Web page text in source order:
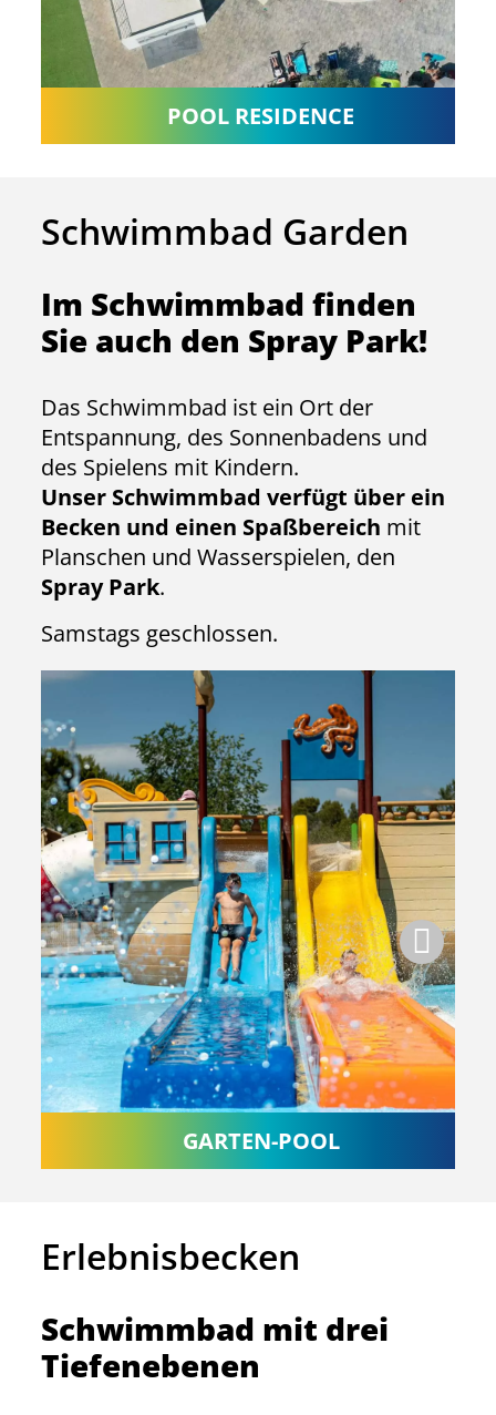
POOL RESIDENCE
Schwimmbad Garden
Im Schwimmbad finden
Sie auch den Spray Park!
Das Schwimmbad ist ein Ort der
Entspannung, des Sonnenbadens und
des Spielens mit Kindern.
Unser Schwimmbad verfügt über ein
Becken und einen Spaßbereich mit
Planschen und Wasserspielen, den
Spray Park.
Samstags geschlossen.
GARTEN-POOL
Erlebnisbecken
Schwimmbad mit drei
Tiefenebenen